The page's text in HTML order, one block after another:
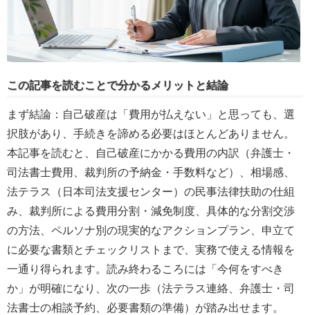
この記事を読むことで分かるメリットと結論
まず結論：自己破産は「費用が払えない」と思っても、選
択肢があり、手続きを諦める必要はほとんどありません。
本記事を読むと、自己破産にかかる費用の内訳（弁護士・
司法書士費用、裁判所の予納金・手数料など）、相場感、
法テラス（日本司法支援センター）の民事法律扶助の仕組
み、裁判所による費用分割・減免制度、具体的な分割交渉
の方法、ペルソナ別の現実的なアクションプラン、申立て
に必要な書類とチェックリストまで、実務で使える情報を
一通り得られます。読み終わるころには「今何をすべき
か」が明確になり、次の一歩（法テラス連絡、弁護士・司
法書士の相談予約、必要書類の準備）が踏み出せます。